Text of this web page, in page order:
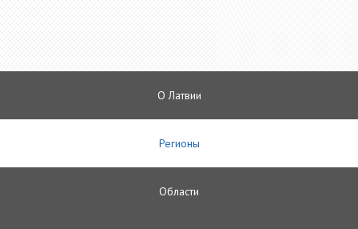
О Латвии
Регионы
Oбласти